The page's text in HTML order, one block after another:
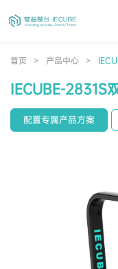
首页 > 产品中心 >
IECUBE-2831S
配置专属产品方案